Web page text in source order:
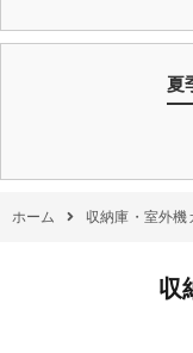
夏
収
ホーム 収納庫・室外機